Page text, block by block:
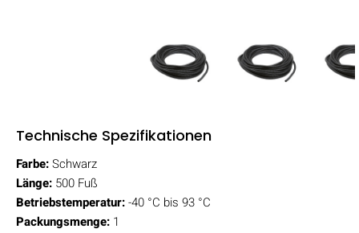
Technische Spezifikationen
Farbe:Schwarz
Länge: 500 Fuß
Betriebstemperatur:-40 °C bis 93 °C
Packungsmenge: 1